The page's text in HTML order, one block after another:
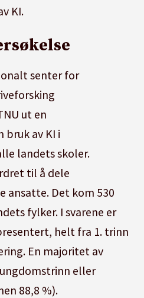
KI.
senter for
ut en
bruk av KI i
landets skoler.
til å dele
ansatte. Det kom 530
fylker. I svarene er
helt fra 1. trinn
En majoritet av
eller
88,8 %).